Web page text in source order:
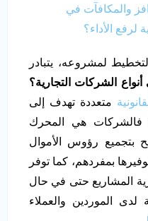
والمكافآت في
لرفع الأداء؟
لمشروعه، يتبادر
الشركات التجارية؟
متعددة تهدف إلى
فالشركات هي المحرك
بتجميع رؤوس الأموال
بمفردهم، كما توفر
المشاريع حتى في حال
لدى الموردين والعملاء